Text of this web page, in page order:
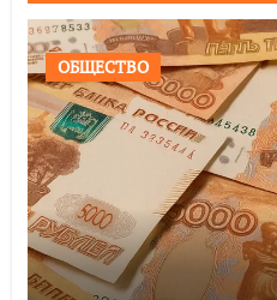
ОБЩЕСТВО